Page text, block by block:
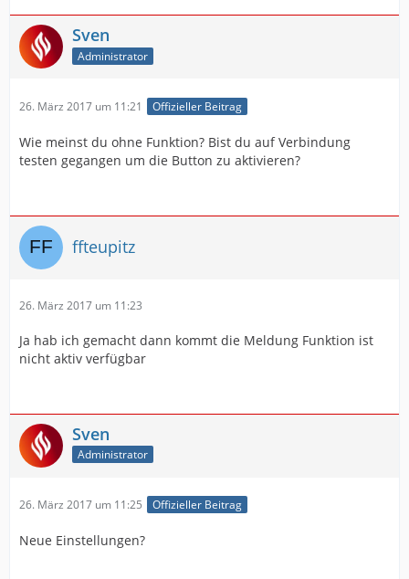
Sven
Administrator
26. März 2017 um 11:21 Offizieller Beitrag
Wie meinst du ohne Funktion? Bist du auf Verbindung
testen gegangen um die Button zu aktivieren?
ffteupitz
26. März 2017 um 11:23
Ja hab ich gemacht dann kommt die Meldung Funktion ist
nicht aktiv verfügbar
Sven
Administrator
26. März 2017 um 11:25 Offizieller Beitrag
Neue Einstellungen?